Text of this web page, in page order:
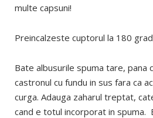
multe capsuni!
Preincalzeste cuptorul la 180
Bate albusurile spuma tare, pana
castronul cu fundu in sus fara ca
curga. Adauga zaharul treptat,
cand e totul incorporat in spuma.